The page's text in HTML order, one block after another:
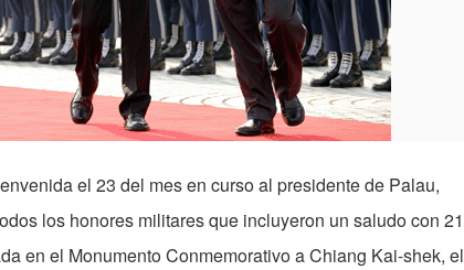
el 23 del mes en curso al presidente de Palau,
los honores militares que incluyeron un saludo con 21
en el Monumento Conmemorativo a Chiang Kai-shek, el